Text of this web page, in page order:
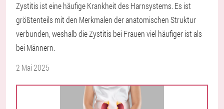
Zystitis ist eine häufige Krankheit des Harnsystems. Es ist
größtenteils mit den Merkmalen der anatomischen Struktur
verbunden, weshalb die Zystitis bei Frauen viel häufiger ist als
bei Männern.
2 Mai 2025